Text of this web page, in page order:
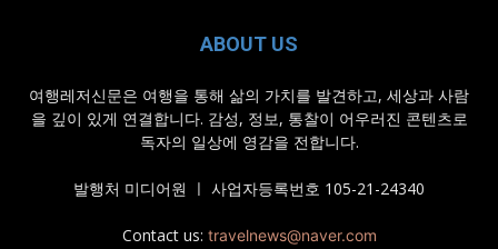
ABOUT US
여행레저신문은 여행을 통해 삶의 가치를 발견하고, 세상과 사람
을 깊이 있게 연결합니다. 감성, 정보, 통찰이 어우러진 콘텐츠로
독자의 일상에 영감을 전합니다.
발행처 미디어원 ㅣ 사업자등록번호 105-21-24340
Contact us: travelnews@naver.com